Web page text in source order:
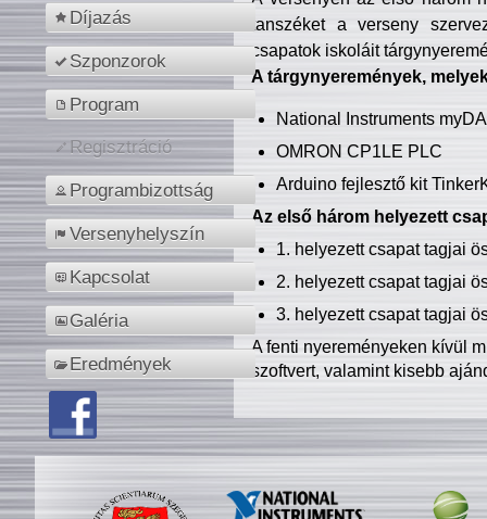
Díjazás
Szponzorok
Program
Regisztráció
Programbizottság
Versenyhelyszín
Kapcsolat
Galéria
Eredmények
tanszéket a verseny
csapatok iskoláit
A tárgynyeremények,
National Instruments
OMRON CP1LE PLC
Arduino fejlesztő kit
Az első három helyezett
1. helyezett csapat tagjai
2. helyezett csapat tagjai
3. helyezett csapat tagjai
A fenti nyereményeken kívül
szoftvert, valamint kisebb